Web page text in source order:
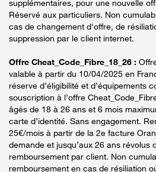
supplémentaires, pour une nouvelle
Réservé aux particuliers. Non
cas de changement d'offre, de
suppression par le client internet.
Offre Cheat_Code_Fibre_18_26 :
valable à partir du 10/04/2025 en
réserve d’éligibilité et d’équipements
souscription à l’offre
âgés de 18 à 26 ans et 6 mois
carte d’identité. Sans engagement.
25€/mois à partir de la 2e facture
demande et jusqu’aux 26 ans révolus
remboursement par client. Non
remboursement en cas de résiliation